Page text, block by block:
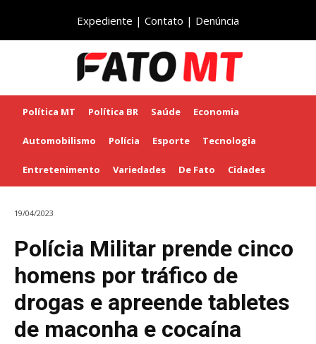
Expediente | Contato | Denúncia
Política MT Política BR Saúde Economia
Automobilismo Polícia Esporte Tecnologia
Entretenimento Variedades De Fato Cidades
19/04/2023
Polícia Militar prende cinco
homens por tráfico de
drogas e apreende tabletes
de maconha e cocaína